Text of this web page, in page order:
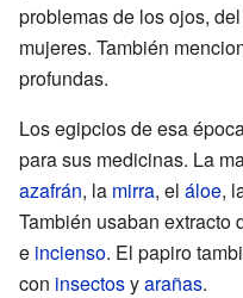
problemas de los ojos,
mujeres. También
profundas.
Los egipcios de esa
para sus medicinas. La
azafrán, la mirra, el áloe,
También usaban extracto
e incienso. El papiro
con insectosyarañas.